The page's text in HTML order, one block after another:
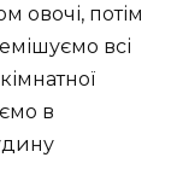
овочі, потім
всі
в